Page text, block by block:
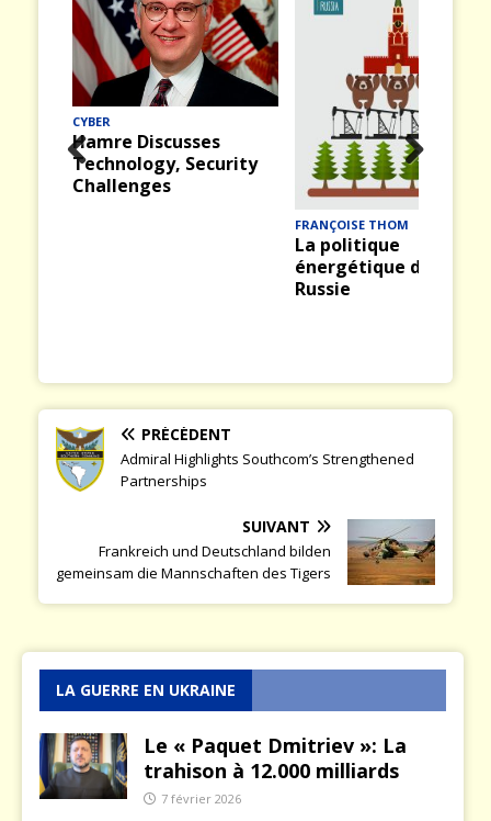
CYBER
Hamre Discusses
Technology, Security
Challenges
FRANÇOISE THOM
La politique
énergétique de la
Russie
Prev
Nex
PRÉCÉDENT
Admiral Highlights Southcom’s Strengthened
Partnerships
SUIVANT
Frankreich und Deutschland bilden
gemeinsam die Mannschaften des Tigers
LA GUERRE EN UKRAINE
Le « Paquet Dmitriev »: La
trahison à 12.000 milliards
7 février 2026